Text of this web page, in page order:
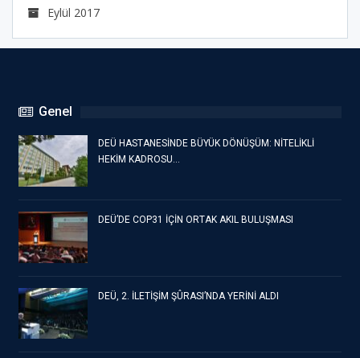
Eylül 2017
Genel
DEÜ HASTANESİNDE BÜYÜK DÖNÜŞÜM: NİTELİKLİ
HEKİM KADROSU…
DEÜ’DE COP31 İÇİN ORTAK AKIL BULUŞMASI
DEÜ, 2. İLETİŞİM ŞÛRASI’NDA YERİNİ ALDI